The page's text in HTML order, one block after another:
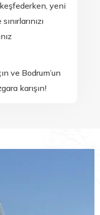
yeni
ve Bodrum’un
karışın!